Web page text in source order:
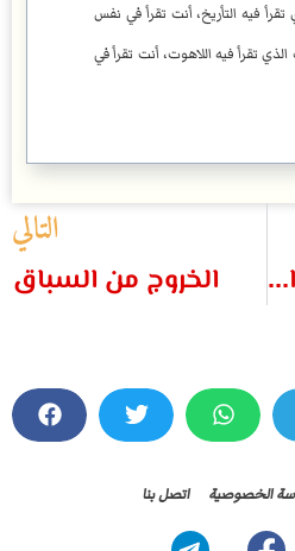
تقرأ فيه التأريخ، أنت تقرأ في نفس
تقرأ فيه اللاهوت، أنت تقرأ في
معضلة الكنيسة مع الأب متى المسكين
التالي
الخروج من السباق
الخصوصية اتصل بنا